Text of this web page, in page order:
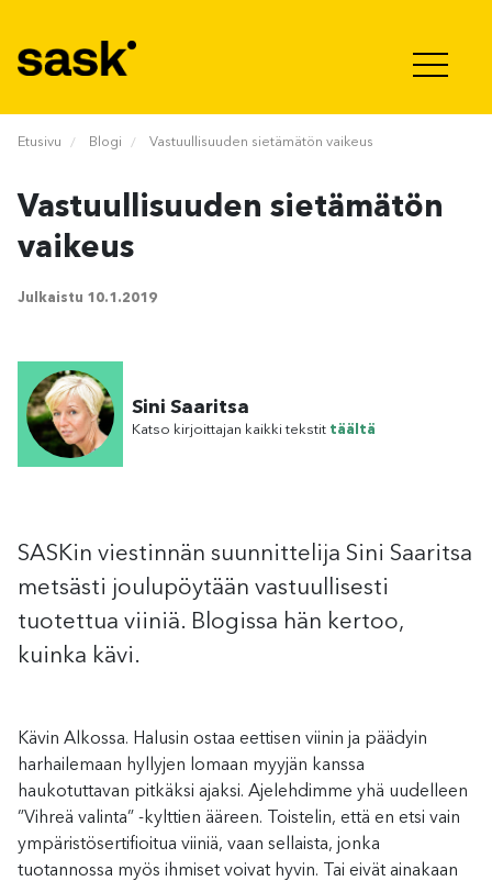
Etusivu Blogi Vastuullisuuden sietämätön vaikeus
Sini Saaritsa
Katso kirjoittajan kaikki tekstit täältä
Vastuullisuuden sietämätön
vaikeus
Julkaistu 10.1.2019
SASKin viestinnän suunnittelija Sini Saaritsa
metsästi joulupöytään vastuullisesti
tuotettua viiniä. Blogissa hän kertoo,
kuinka kävi.
Kävin Alkossa. Halusin ostaa eettisen viinin ja päädyin
harhailemaan hyllyjen lomaan myyjän kanssa
haukotuttavan pitkäksi ajaksi. Ajelehdimme yhä uudelleen
”Vihreä valinta” -kylttien ääreen. Toistelin, että en etsi vain
ympäristösertifioitua viiniä, vaan sellaista, jonka
tuotannossa myös ihmiset voivat hyvin. Tai eivät ainakaan